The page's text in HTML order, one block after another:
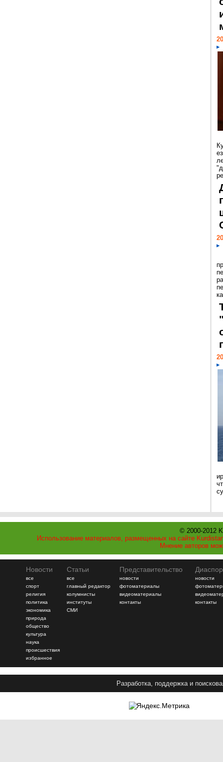
© 2000-2012
Использование материалов, размещенных на сайте
Мнение авторов
Новости
все
спорт
религия
политика
экономика
природа
общество
культура
наука
происшествия
избранное
Статьи
все
главный редактор
колумнисты
институты
СМИ
Представительство
новости
фотоматериалы
видеоматериалы
контакты
новости
контакты
Разработка, поддержка и